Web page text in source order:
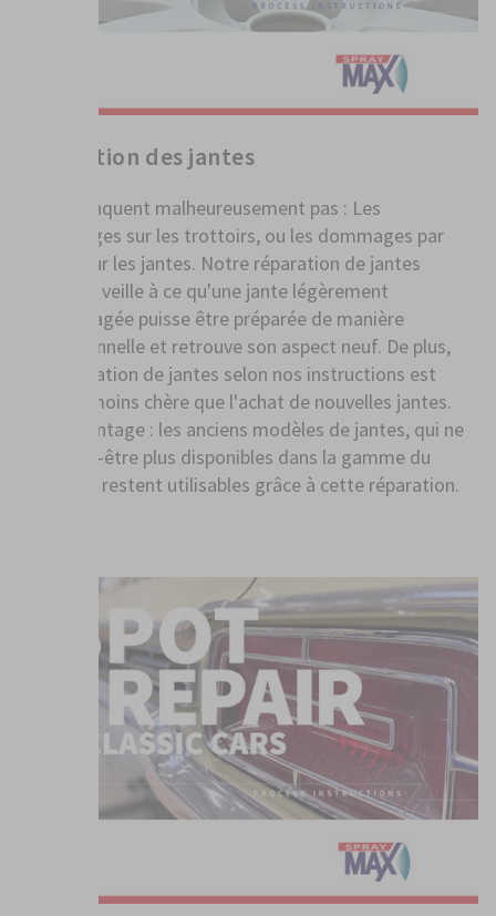
Réparation des jantes
Ils ne manquent malheureusement pas : Les
accrochages sur les trottoirs, ou les dommages par
rayures sur les jantes. Notre réparation de jantes
SprayMax veille à ce qu'une jante légèrement
endommagée puisse être préparée de manière
professionnelle et retrouve son aspect neuf. De plus,
une réparation de jantes selon nos instructions est
souvent moins chère que l'achat de nouvelles jantes.
Autre avantage : les anciens modèles de jantes, qui ne
sont peut-être plus disponibles dans la gamme du
fabricant, restent utilisables grâce à cette réparation.